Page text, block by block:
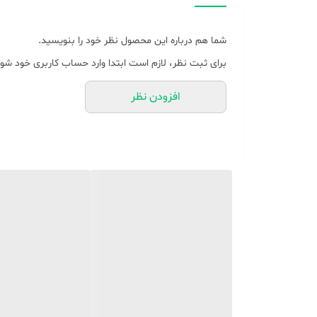
شما هم درباره این محصول نظر خود را بنویسید.
برای ثبت نظر، لازم است ابتدا وارد حساب کاربری خود
افزودن نظر